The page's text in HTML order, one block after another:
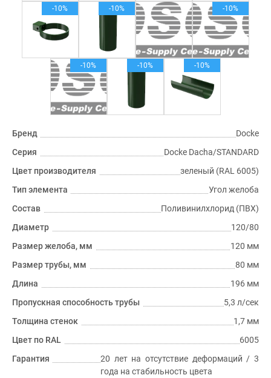
-10% -10% -10%
-10% -10% -10%
Бренд
Docke
Серия
Docke Dacha/STANDARD
Цвет производителя
зеленый (RAL 6005)
Тип элемента
Угол желоба
Состав
Поливинилхлорид (ПВХ)
Диаметр
120/80
Размер желоба, мм
120 мм
Размер трубы, мм
80 мм
Длина
196 мм
Пропускная способность трубы
5,3 л/сек
Толщина стенок
1,7 мм
Цвет по RAL
6005
Гарантия
20 лет на отсутствие деформаций / 3
года на стабильность цвета